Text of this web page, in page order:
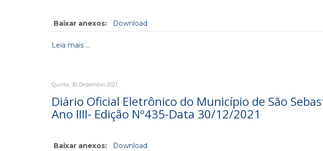
Baixar anexos: Download
Leia mais ...
Quinta, 30 Dezembro 2021
Diário Oficial Eletrônico do Município de São
Ano IIII- Edição Nº435-Data 30/12/2021
Baixar anexos: Download